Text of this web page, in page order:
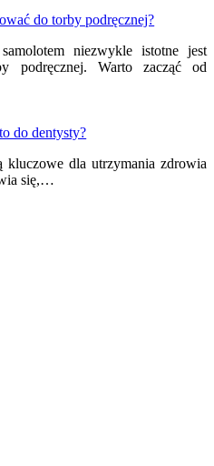
do torby podręcznej?
niezwykle istotne jest
podręcznej. Warto zacząć od
do dentysty?
dla utrzymania zdrowia
się,…